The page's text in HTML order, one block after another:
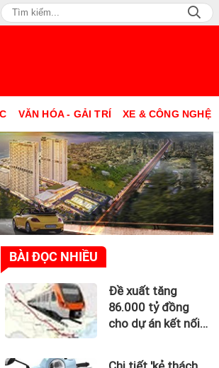
VĂN HÓA - GẢI TRÍ XE & CÔNG NGHỆ
BÀI ĐỌC NHIỀU
Đề xuất tăng
86.000 tỷ đồng
cho dự án kết nối